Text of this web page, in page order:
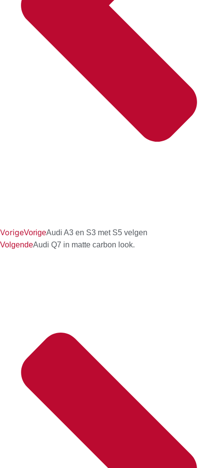
VorigeVorigeAudi A3 en S3 met S5 velgen
VolgendeAudi Q7 in matte carbon look.